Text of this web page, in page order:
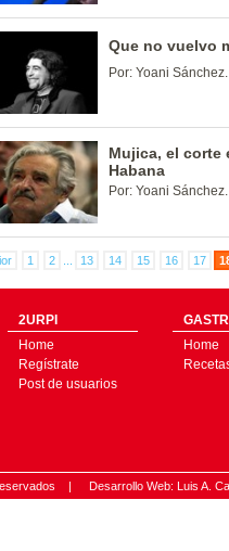
Que no vuelvo
Por: Yoani Sánchez.
Mujica, el corte
Habana
Por: Yoani Sánchez.
1 2 13 14 15 16 17
2URPI
Home
Regístrate
Post de usuarios
Home
reservados | Desarrollo Web: Luis